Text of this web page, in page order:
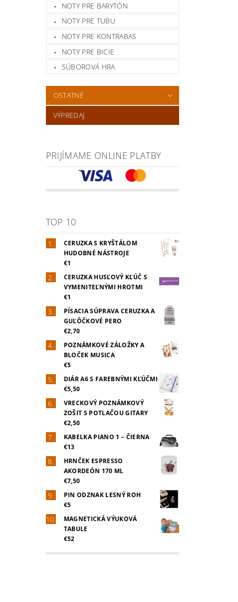
NOTY PRE BARYTÓN
NOTY PRE TUBU
NOTY PRE KONTRABAS
NOTY PRE BICIE
SÚBOROVÁ HRA
OSTATNÉ
VÝPREDAJ
PRIJÍMAME ONLINE PLATBY
TOP 10
CERUZKA S KRYŠTÁLOM
HUDOBNÉ NÁSTROJE
€1
CERUZKA HUSĽOVÝ KĽÚČ S
VYMENITEĽNÝMI HROTMI
€1
PÍSACIA SÚPRAVA CERUZKA A
GUĽÔČKOVÉ PERO
€2,70
POZNÁMKOVÉ ZÁLOŽKY A
BLOČEK MUSICA
€5
DIÁR A6 S FAREBNÝMI KĽÚČMI
€5,50
VRECKOVÝ POZNÁMKOVÝ
ZOŠIT S POTLAČOU GITARY
€2,50
KABELKA PIANO 1 – ČIERNA
€13
HRNČEK ESPRESSO
AKORDEÓN 170 ML
€7,50
PIN ODZNAK LESNÝ ROH
€5
MAGNETICKÁ VÝUKOVÁ
TABULE
€52